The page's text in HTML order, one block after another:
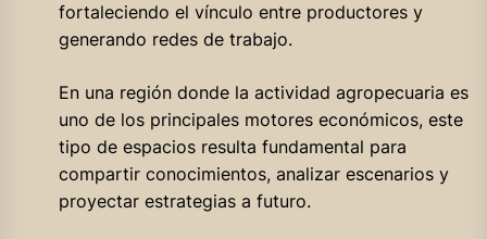
fortaleciendo el vínculo entre productores y
generando redes de trabajo.
En una región donde la actividad agropecuaria es
uno de los principales motores económicos, este
tipo de espacios resulta fundamental para
compartir conocimientos, analizar escenarios y
proyectar estrategias a futuro.